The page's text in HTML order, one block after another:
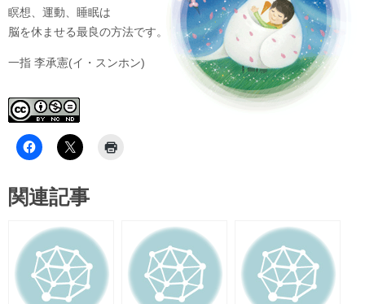
瞑想、運動、睡眠は
脳を休ませる最良の方法です。
一指 李承憲(イ・スンホン)
関連記事